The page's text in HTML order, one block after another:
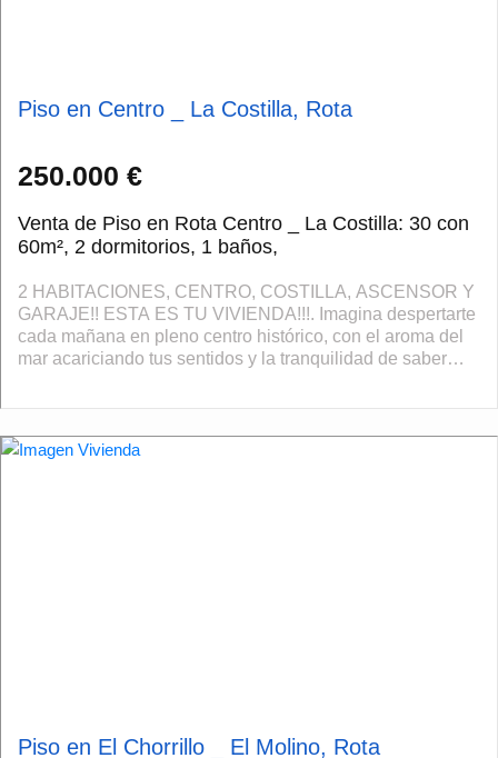
Piso en Centro _ La Costilla, Rota
250.000 €
Venta de Piso en Rota Centro _ La Costilla: 30 con
60m², 2 dormitorios, 1 baños,
2 HABITACIONES, CENTRO, COSTILLA, ASCENSOR Y
GARAJE!! ESTA ES TU VIVIENDA!!!. Imagina despertarte
cada mañana en pleno centro histórico, con el aroma del
mar acariciando tus sentidos y la tranquilidad de saber
Piso en El Chorrillo _ El Molino, Rota